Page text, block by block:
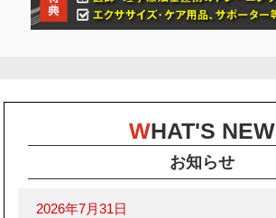
WHAT'S NEW
お知らせ
2026年7月31日